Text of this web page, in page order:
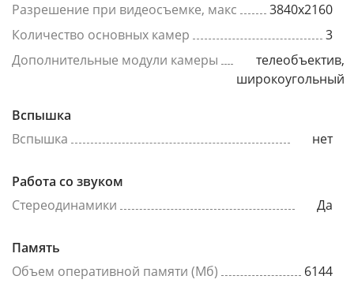
Разрешение при видеосъемке, макс
3840x2160
Количество основных камер
3
Дополнительные модули камеры
телеобъектив,
широкоугольный
Вспышка
Вспышка
нет
Работа со звуком
Стереодинамики
Да
Память
Объем оперативной памяти (Мб)
6144